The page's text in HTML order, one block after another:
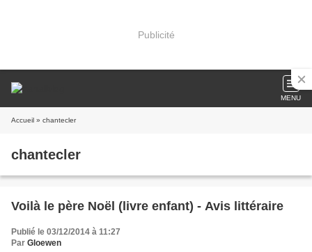
Publicité
MENU
Accueil » chantecler
chantecler
Voilà le père Noël (livre enfant) - Avis littéraire
Publié le 03/12/2014 à 11:27
Par Gloewen